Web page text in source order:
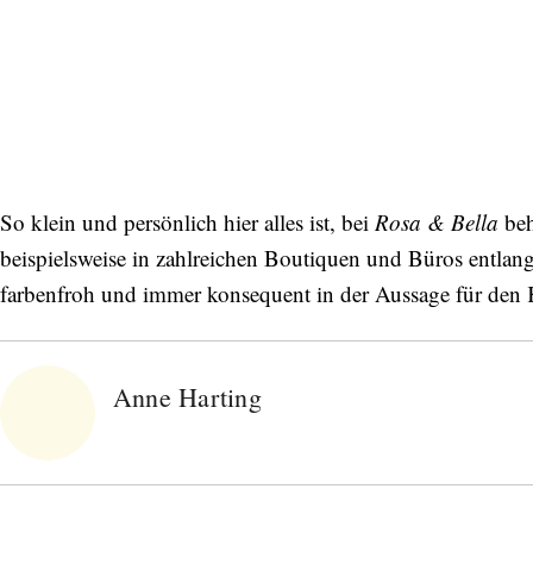
So klein und persönlich hier alles ist, bei Rosa & Bella
beispielsweise in zahlreichen Boutiquen und Büros
farbenfroh und immer konsequent in der Aussage für
Anne Harting
Orte, handverlesene Geheimtipps und
einzigartige Reisen.
Bitte schicken Sie mir bis zum Widerruf meiner
Einwilligung den Newsletter mit Informationen zu